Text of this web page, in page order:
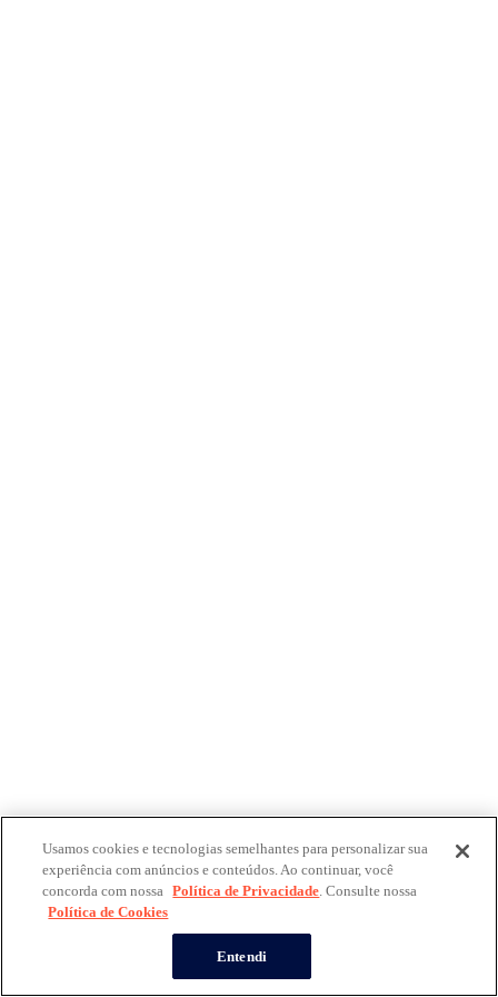
Usamos cookies e tecnologias semelhantes para personalizar sua
experiência com anúncios e conteúdos. Ao continuar, você
concorda com nossa Política de Privacidade. Consulte nossa
Política de Cookies
Entendi